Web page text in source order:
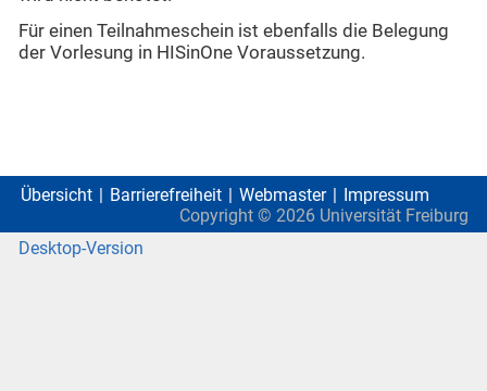
Für einen Teilnahmeschein ist ebenfalls die Belegung
der Vorlesung in HISinOne Voraussetzung.
Übersicht Barrierefreiheit Webmaster
Impressum
Copyright © 2026 Universität Freiburg
Desktop-Version